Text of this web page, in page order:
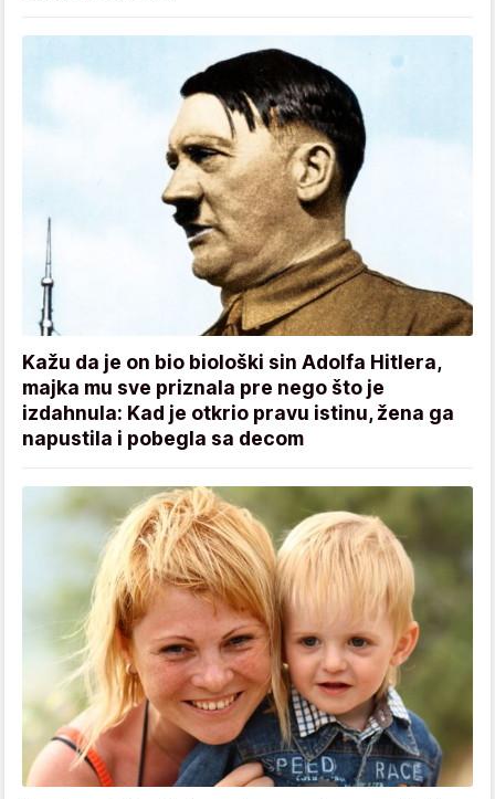
Kažu da je on bio biološki sin Adolfa Hitlera,
majka mu sve priznala pre nego što je
izdahnula: Kad je otkrio pravu istinu, žena ga
napustila i pobegla sa decom